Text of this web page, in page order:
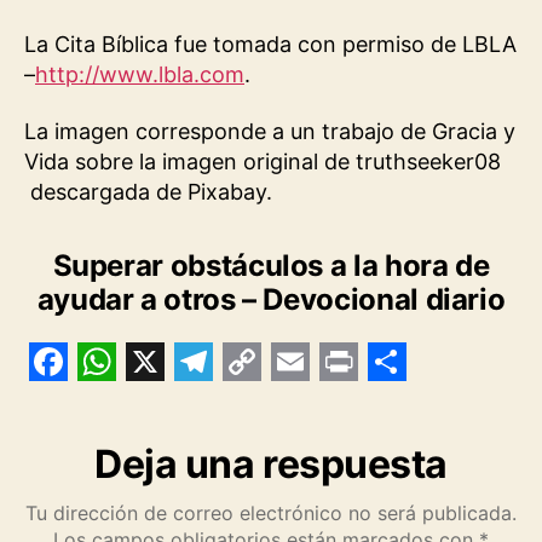
La Cita Bíblica fue tomada con permiso de LBLA
–http://www.lbla.com.
La imagen corresponde a un trabajo de Gracia y
Vida sobre la imagen original de truthseeker08
descargada de Pixabay.
Superar obstáculos a la hora de
ayudar a otros – Devocional diario
e
h
a
t
l
e
p
y
a
i
i
n
a
r
Deja una respuesta
Tu dirección de correo electrónico no será publicada.